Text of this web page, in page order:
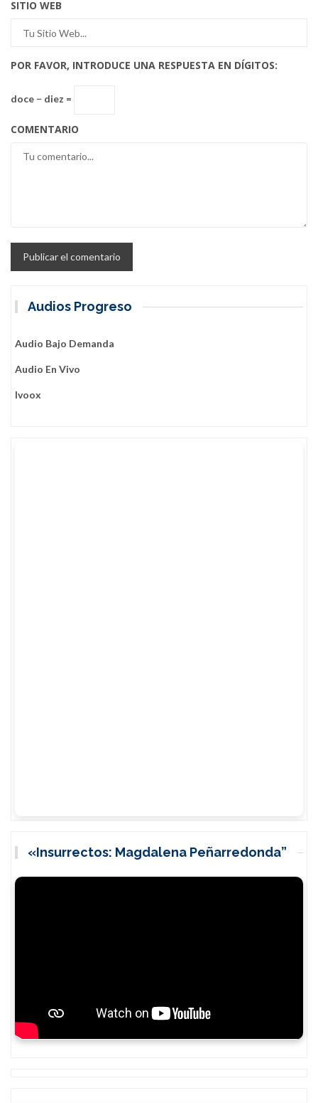
SITIO WEB
POR FAVOR, INTRODUCE UNA RESPUESTA EN DÍGITOS:
doce − diez =
COMENTARIO
Audios Progreso
Audio Bajo Demanda
Audio En Vivo
Ivoox
«Insurrectos: Magdalena Peñarredonda”